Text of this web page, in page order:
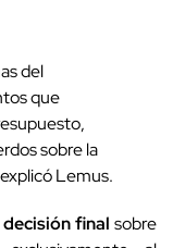
del
que
sobre la
Lemus.
decisión final sobre